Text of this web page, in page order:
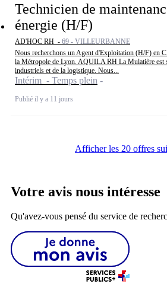
Technicien de
énergie (H/F)
AD'HOC RH - 69 - VILLEURBANNE
Nous recherchons un Agent d'Exploitation (H/F) en
la Métropole de Lyon. AQUILA RH La Mulatière est
industriels et de la logistique. Nous...
Intérim - Temps plein
Publié il y a 11 jours
Afficher les 20 offres
Votre avis nous intéresse
Qu'avez-vous pensé du service de